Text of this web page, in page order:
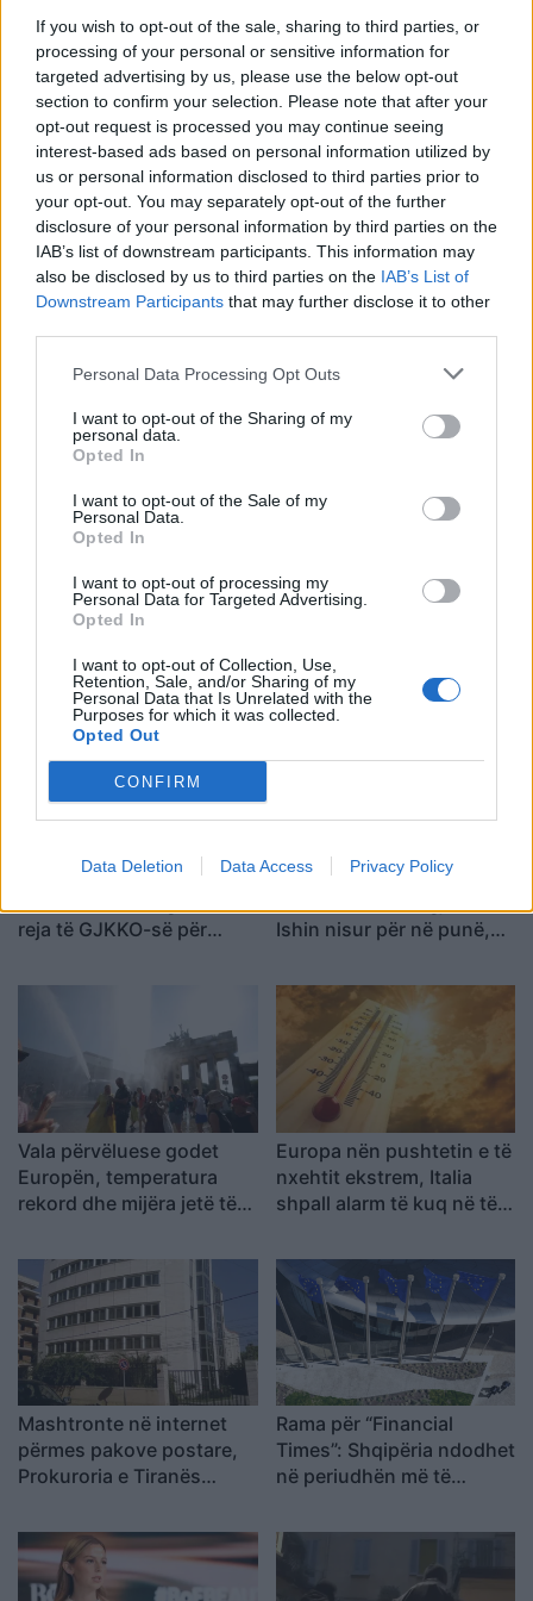
If you wish to opt-out of the sale, sharing to third parties, or
processing of your personal or sensitive information for
targeted advertising by us, please use the below opt-out
section to confirm your selection. Please note that after your
opt-out request is processed you may continue seeing
interest-based ads based on personal information utilized by
us or personal information disclosed to third parties prior to
your opt-out. You may separately opt-out of the further
disclosure of your personal information by third parties on the
IAB’s list of downstream participants. This information may
also be disclosed by us to third parties on the IAB’s List of
Downstream Participants that may further disclose it to other
Personal Data Processing Opt Outs
I want to opt-out of the Sharing of my
personal data.
Opted In
I want to opt-out of the Sale of my
Personal Data.
Opted In
I want to opt-out of processing my
Personal Data for Targeted Advertising.
Opted In
I want to opt-out of Collection, Use,
Retention, Sale, and/or Sharing of my
Personal Data that Is Unrelated with the
Purposes for which it was collected.
Opted Out
CONFIRM
Data Deletion Data Access Privacy Policy
ja pse!
Shtuarmë25.06.2022 18:06
nuk duhet ti mabni ne banje
, lageshti
mikrove
SafeJournalists
reja të GJKKO-së për
kufizimet ndaj gazetarëve
Nënë e bir humbën jetën
Ishin nisur për në punë,
udhëtimin e fundit (FOTO)
Vala përvëluese godet
Europën, temperatura
rekord dhe mijëra jetë të
Europa nën pushtetin e të
nxehtit ekstrem, Italia
shpall alarm të kuq në të
Austria dhe Sllovakia,
temperatura rekord
Mashtronte në internet
përmes pakove postare,
Prokuroria e Tiranës
nigerianin
Rama për “Financial
Times”: Shqipëria ndodhet
në periudhën më të